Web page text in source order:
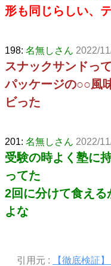
形も同じらしい、
198: 名無しさん 2022/
スナックサンドっ
パッケージの○○風
ビった
201: 名無しさん 2022/
受験の時よく塾に
ってた
2回に分けて食え
よな
引用元 :
【徹底検証